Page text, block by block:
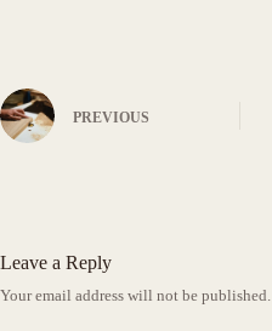
PREVIOUS
Leave a Reply
Your email address will not be published.